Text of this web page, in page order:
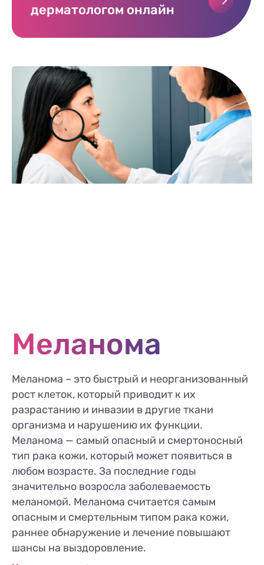
дерматологом онлайн
Меланома
Меланома – это быстрый и неорганизованный
рост клеток, который приводит к их
разрастанию и инвазии в другие ткани
организма и нарушению их функции.
Меланома — самый опасный и смертоносный
тип рака кожи, который может появиться в
любом возрасте. За последние годы
значительно возросла заболеваемость
меланомой. Меланома считается самым
опасным и смертельным типом рака кожи,
раннее обнаружение и лечение повышают
шансы на выздоровление.